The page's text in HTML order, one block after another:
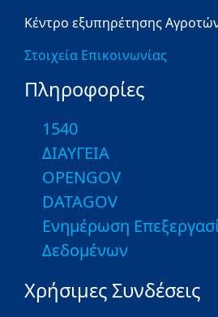
Κέντρο εξυπηρέτησης
Στοιχεία Επικοινωνίας
Πληροφορίες
1540
ΔΙΑΥΓΕΙΑ
OPENGOV
DATAGOV
Ενημέρωση
Δεδομένων
Χρήσιμες Συνδέσεις